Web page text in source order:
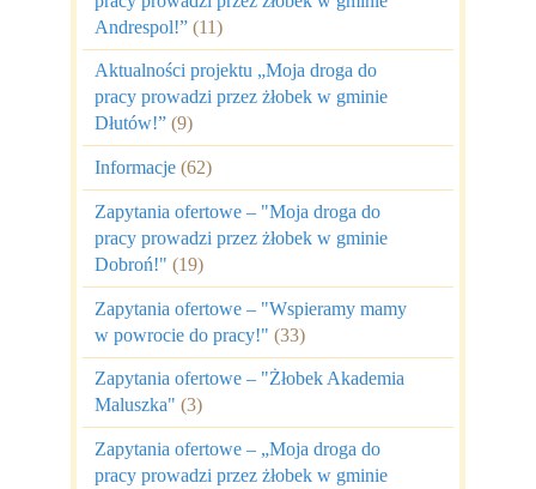
Andrespol!” (11)
Aktualności projektu „Moja droga do
pracy prowadzi przez żłobek w gminie
Dłutów!” (9)
Informacje (62)
Zapytania ofertowe – "Moja droga do
pracy prowadzi przez żłobek w gminie
Dobroń!" (19)
Zapytania ofertowe – "Wspieramy mamy
w powrocie do pracy!" (33)
Zapytania ofertowe – "Żłobek Akademia
Maluszka" (3)
Zapytania ofertowe – „Moja droga do
pracy prowadzi przez żłobek w gminie